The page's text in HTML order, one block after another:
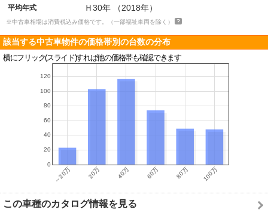
平均年式 Ｈ30年 （2018年）
※中古車相場は消費税込み価格です。（一部福祉車両を除く）
該当する中古車物件の価格帯別の台数の分布
横にフリック(スライド)すれば他の価格帯も確認できます
この車種のカタログ情報を見る